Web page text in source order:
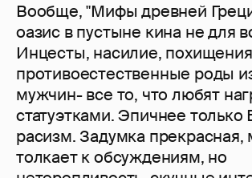
Вообще, "Мифы древней
оазис в пустыне кина не для
Инцесты, насилие,
противоестественные роды
мужчин- все то, что любят
статуэтками. Эпичнее только
расизм. Задумка прекрасная,
толкает к обсуждениям, но